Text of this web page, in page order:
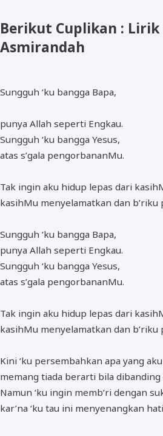
Berikut Cuplikan : Lirik
Asmirandah
Sungguh ‘ku bangga Bapa,
punya Allah seperti Engkau.
Sungguh ‘ku bangga Yesus,
atas s’gala pengorbananMu.
Tak ingin aku hidup lepas dari
kasihMu menyelamatkan dan b’riku
Sungguh ‘ku bangga Bapa,
punya Allah seperti Engkau.
Sungguh ‘ku bangga Yesus,
atas s’gala pengorbananMu.
Tak ingin aku hidup lepas dari
kasihMu menyelamatkan dan b’riku
Kini ‘ku persembahkan apa yang
memang tiada berarti bila
Namun ‘ku ingin memb’ri dengan
kar’na ‘ku tau ini menyenangkan